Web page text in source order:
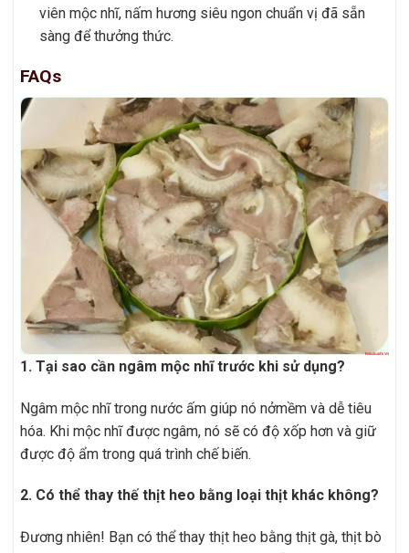
viên mộc nhĩ, nấm hương siêu ngon chuẩn vị đã sẵn
sàng để thưởng thức.
FAQs
1. Tại sao cần ngâm mộc nhĩ trước khi sử dụng?
Ngâm mộc nhĩ trong nước ấm giúp nó nởmềm và dễ tiêu
hóa. Khi mộc nhĩ được ngâm, nó sẽ có độ xốp hơn và giữ
được độ ẩm trong quá trình chế biến.
2. Có thể thay thế thịt heo bằng loại thịt khác không?
Đương nhiên! Bạn có thể thay thịt heo bằng thịt gà, thịt bò